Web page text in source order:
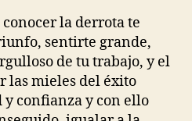
la derrota te
sentirte grande,
de tu trabajo, y el
las mieles del éxito
confianza y con ello